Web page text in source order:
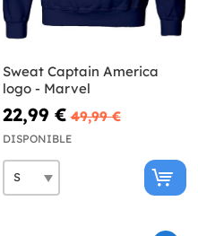
Sweat Captain America
logo - Marvel
22,99 € 49,99 €
DISPONIBLE